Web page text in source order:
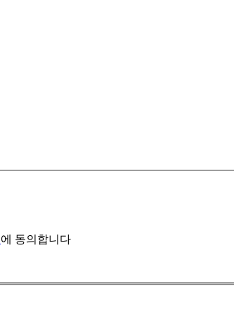
에 동의합니다